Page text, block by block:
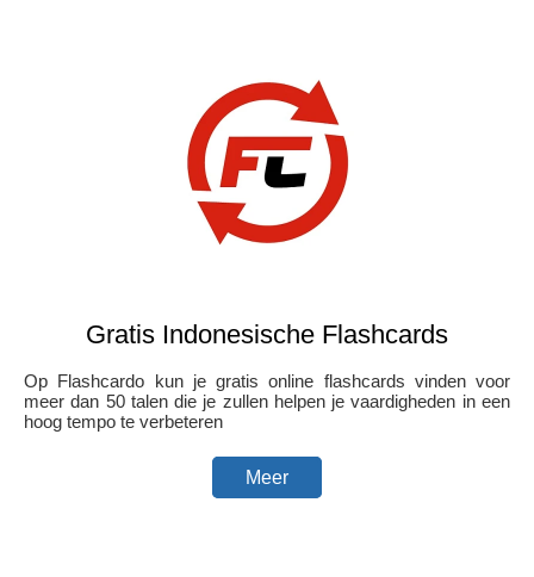
Gratis Indonesische Flashcards
Op Flashcardo kun je gratis online flashcards vinden voor
meer dan 50 talen die je zullen helpen je vaardigheden in een
hoog tempo te verbeteren
Meer